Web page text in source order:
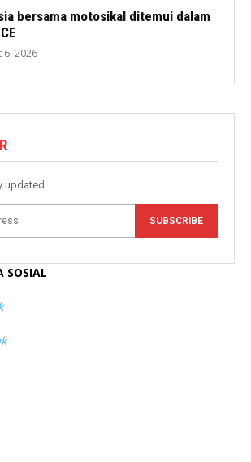
bersama motosikal ditemui dalam
6, 2026
updated.
SUBSCRIBE
SOSIAL